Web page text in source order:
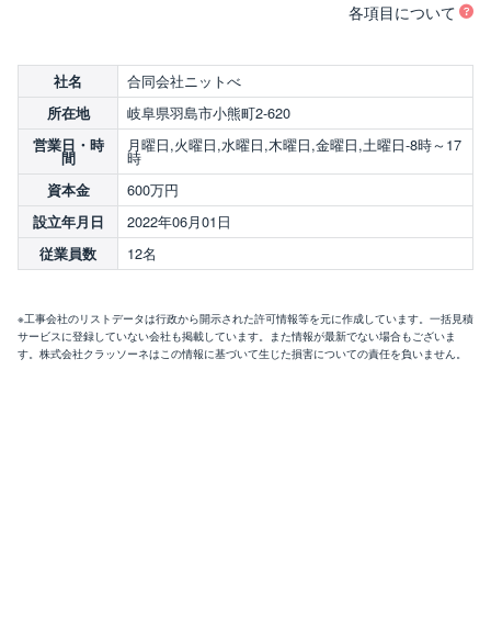
各項目について
社名 合同会社ニットべ
所在地 岐阜県羽島市小熊町2-620
営業日・時
間
月曜日,火曜日,水曜日,木曜日,金曜日,土曜日-8時～17
時
資本金 600万円
設立年月日 2022年06月01日
従業員数 12名
※工事会社のリストデータは行政から開示された許可情報等を元に作成しています。一括見積
サービスに登録していない会社も掲載しています。また情報が最新でない場合もございま
す。株式会社クラッソーネはこの情報に基づいて生じた損害についての責任を負いません。